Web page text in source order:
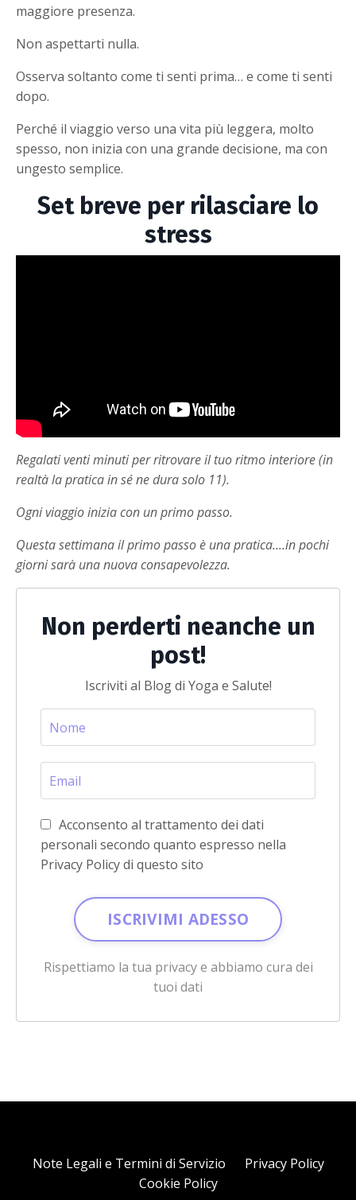
maggiore presenza.
Non aspettarti nulla.
Osserva soltanto come ti senti prima… e come ti senti
dopo.
Perché il viaggio verso una vita più leggera, molto
spesso, non inizia con una grande decisione, ma con
ungesto semplice.
Set breve per rilasciare lo
stress
Regalati venti minuti per ritrovare il tuo ritmo interiore (in
realtà la pratica in sé ne dura solo 11).
Ogni viaggio inizia con un primo passo.
Questa settimana il primo passo è una pratica....in pochi
giornisarà una nuova consapevolezza.
Non perderti neanche un
post!
Iscriviti al Blog di Yoga e Salute!
Acconsento al trattamento dei dati
personali secondo quanto espresso nella
Privacy Policy di questo sito
Rispettiamo la tua privacy e abbiamo cura dei
tuoi dati
Note Legali e Termini di Servizio
Privacy Policy
Cookie Policy